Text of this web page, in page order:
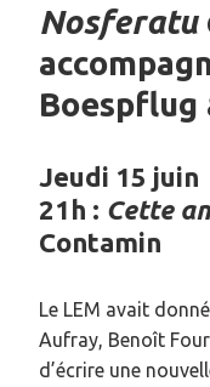
Nosferatu
Boespflug
Jeudi 15 juin
21h : Cette
Contamin
Le LEM avait
Aufray, Benoît
d’écrire une